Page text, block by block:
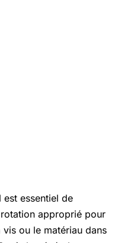
est essentiel de
approprié pour
vis ou le matériau dans